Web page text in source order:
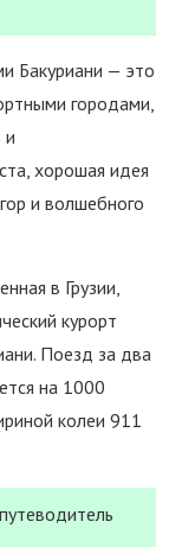
Бакуриани — это
городами,
и
хорошая идея
и волшебного
в Грузии,
курорт
Поезд за два
на 1000
колеи 911
путеводитель